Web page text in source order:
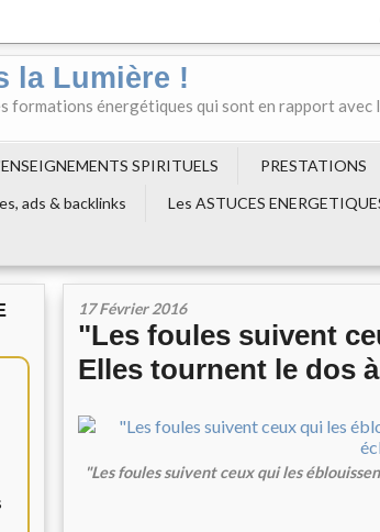
la Lumière !
formations énergétiques qui sont en rapport avec
SPIRITUELS PRESTATIONS
ads & backlinks
Les ASTUCES
17 Février 2016
"Les foules suivent
Elles tournent le dos
"Les foules suivent ceux qui les